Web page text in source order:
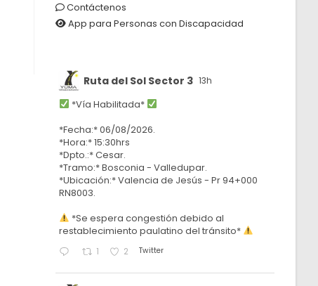
Contáctenos
App para Personas con Discapacidad
Ruta del Sol Sector 3 13h
*Vía Habilitada*
*Fecha:* 06/08/2026.
*Hora:* 15:30hrs
*Dpto.:* Cesar.
*Tramo:* Bosconia - Valledupar.
*Ubicación:* Valencia de Jesús - Pr 94+000
RN8003.
*Se espera congestión debido al
restablecimiento paulatino del tránsito*
1 2 Twitter